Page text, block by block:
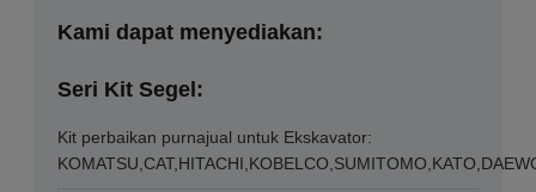
Kami dapat menyediakan:
Seri Kit Segel:
Kit perbaikan purnajual untuk Ekskavator: